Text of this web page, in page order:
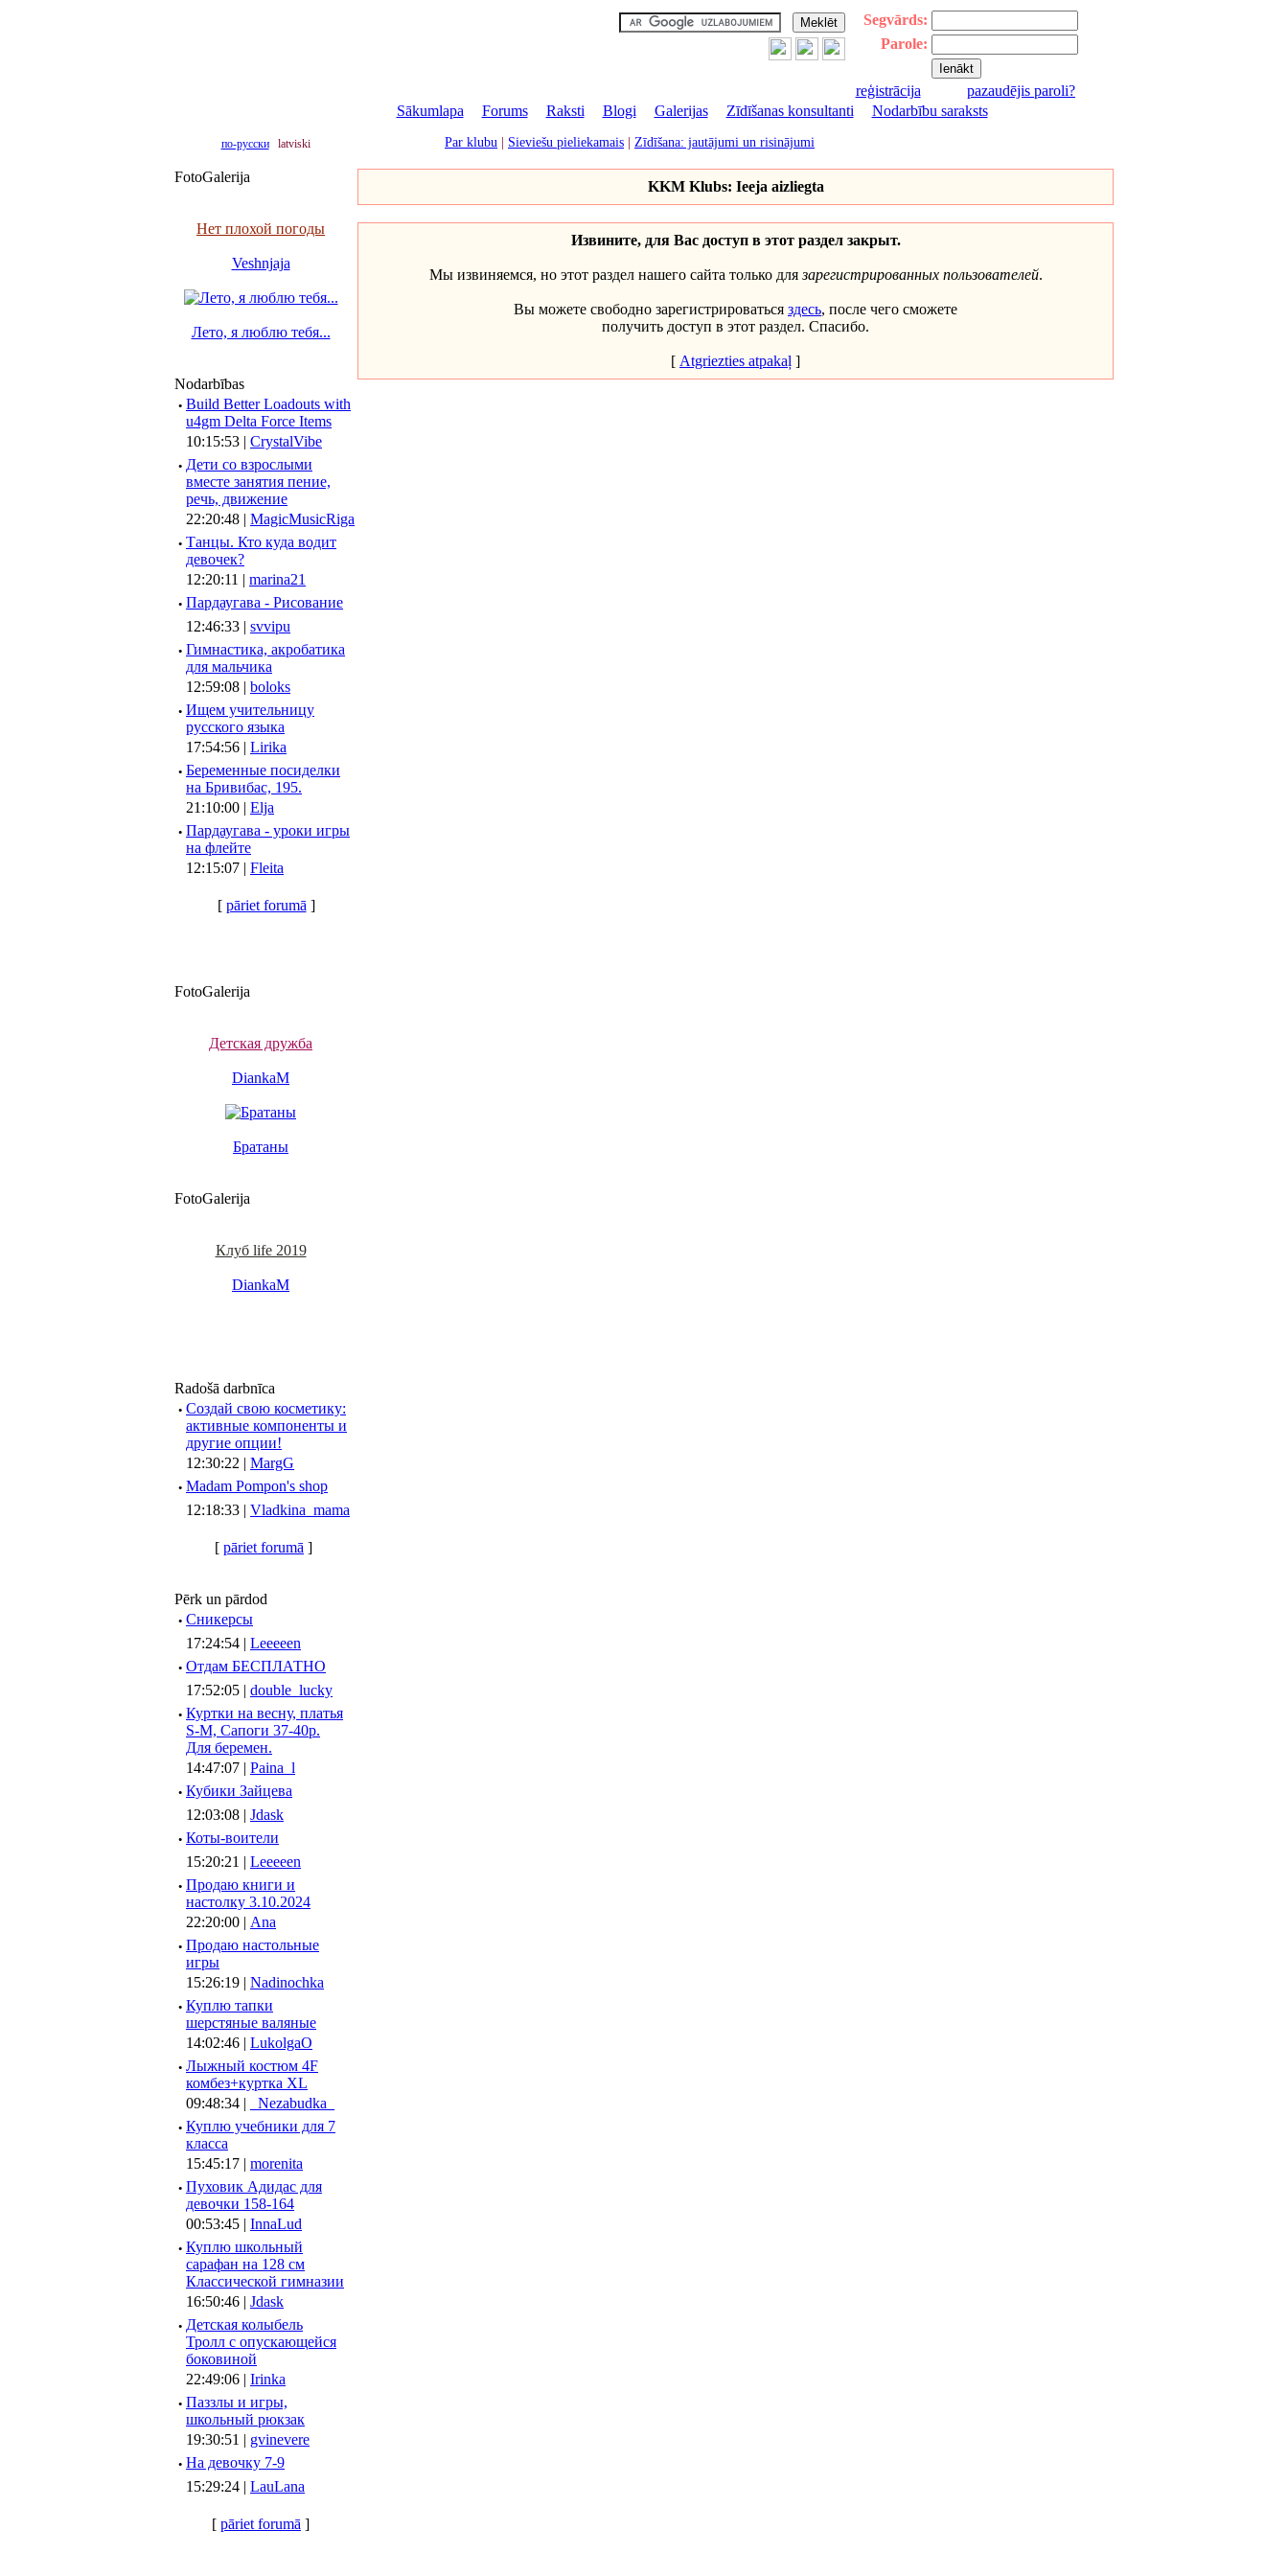
Segvārds:
Parole:
reģistrācija
pazaudējis paroli?
Sākumlapa
Forums| Raksti Blogi Galerijas| Zīdīšanas konsultanti Nodarbību saraksts
по-русски latviski Par klubu Sieviešu pieliekamais Zīdīšana: jautājumi un risinājumi
FotoGalerija
Нет плохой погоды
Veshnjaja
Лето, я люблю тебя...
Nodarbības
· Build Better Loadouts with
u4gm Delta Force Items
10:15:53 | CrystalVibe
· Дети со взрослыми
вместе занятия пение,
речь, движение
22:20:48 | MagicMusicRiga
· Танцы. Кто куда водит
девочек?
12:20:11 | marina21
· Пардаугава - Рисование
12:46:33 | svvipu
· Гимнастика, акробатика
для мальчика
12:59:08 | boloks
· Ищем учительницу
русского языка
17:54:56 | Lirika
· Беременные посиделки
на Бривибас, 195.
21:10:00 | Elja
· Пардаугава - уроки игры
на флейте
12:15:07 | Fleita
[ pāriet forumā ]
FotoGalerija
Детская дружба
DiankaM
Братаны
FotoGalerija
Клуб life 2019
DiankaM
Radošā darbnīca
· Создай свою косметику:
активные компоненты и
другие опции!
12:30:22 | MargG
· Madam Pompon's shop
12:18:33 | Vladkina_mama
[ pāriet forumā ]
Pērk un pārdod
· Сникерсы
17:24:54 | Leeeeen
· Отдам БЕСПЛАТНО
17:52:05 | double_lucky
· Куртки на весну, платья
S-M, Сапоги 37-40р.
Для беремен.
14:47:07 | Paina_l
· Кубики Зайцева
12:03:08 | Jdask
· Коты-воители
15:20:21 | Leeeeen
· Продаю книги и
настолку 3.10.2024
22:20:00 | Ana
· Продаю настольные
игры
15:26:19 | Nadinochka
· Куплю тапки
шерстяные валяные
14:02:46 | LukolgaO
· Лыжный костюм 4F
комбез+куртка XL
09:48:34 |
_Nezabudka_
· Куплю учебники для 7
класса
15:45:17 | morenita
· Пуховик Адидас для
девочки 158-164
00:53:45 | InnaLud
· Куплю школьный
сарафан на 128 см
Классической гимназии
16:50:46 | Jdask
· Детская колыбель
Тролл с опускающейся
боковиной
22:49:06 | Irinka
· Паззлы и игры,
школьный рюкзак
19:30:51 | gvinevere
· Hа девочку 7-9
15:29:24 | LauLana
[ pāriet forumā ]
KKM Klubs: Ieeja aizliegta
Извините, для Вас доступ в этот раздел закрыт.
Мы извиняемся, но этот раздел нашего сайта только длязарегистрированных пользователей.
Вы можете свободно зарегистрироваться здесь, после чего сможете
получить доступ в этот раздел. Спасибо.
[ Atgriezties atpakaļ ]